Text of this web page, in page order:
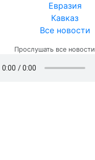
Евразия
Кавказ
Все новости
Прослушать все новости